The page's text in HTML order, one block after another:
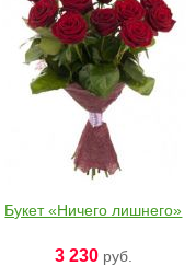
Букет «Ничего лишнего»
3 230руб.